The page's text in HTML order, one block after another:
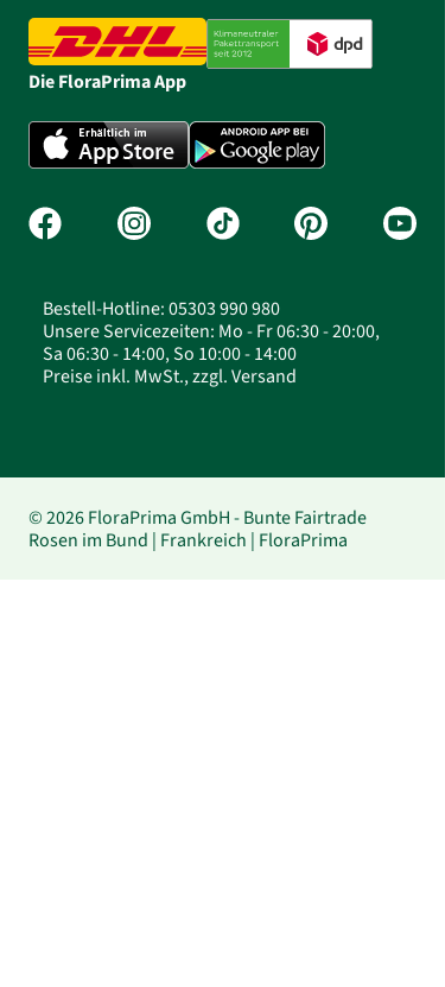
Die FloraPrima App
Bestell-Hotline: 05303 990 980
Unsere Servicezeiten: Mo - Fr 06:30 - 20:00,
Sa 06:30 - 14:00, So 10:00 - 14:00
Preise inkl. MwSt., zzgl. Versand
© 2026 FloraPrima GmbH - Bunte Fairtrade
Rosen im Bund | Frankreich | FloraPrima